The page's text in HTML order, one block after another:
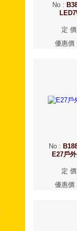
No :
定 價
優惠價
No :
E27戶
定 價
優惠價